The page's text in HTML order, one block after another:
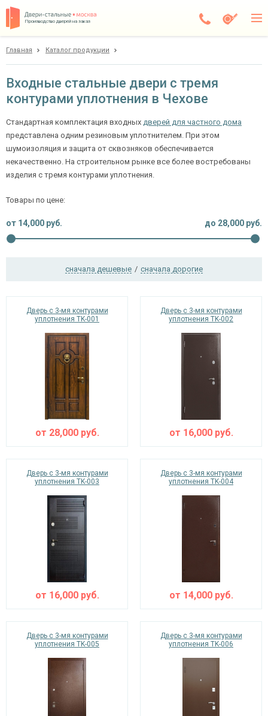
Производство дверей на заказ
Доставка
Установка
Галерея
Акции
Покупателям
О компании
Ежедневно с 08:00 до 24:00
+7 (495) 409-24-70
Главная Каталог продукции
Входные стальные двери с тремя
контурами уплотнения в Чехове
Стандартная комплектация входных дверей для частного дома
представлена одним резиновым уплотнителем. При этом
шумоизоляция и защита от сквозняков обеспечивается
некачественно. На строительном рынке все более востребованы
изделия с тремя контурами уплотнения.
Товары по цене:
от 14,000 руб. до 28,000 руб.
сначала дешевые / сначала дорогие
Дверь с 3-мя контурами
уплотнения TK-001
от 28,000руб.
Дверь с 3-мя контурами
уплотнения TK-002
от 16,000руб.
Дверь с 3-мя контурами
уплотнения TK-003
от 16,000руб.
Дверь с 3-мя контурами
уплотнения TK-004
от 14,000руб.
Дверь с 3-мя контурами
уплотнения TK-005
Дверь с 3-мя контурами
уплотнения TK-006